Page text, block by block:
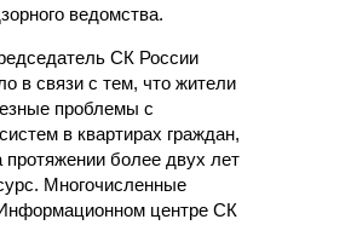
ведомства.
СК России
в связи с тем, что жители
проблемы с
в квартирах граждан,
более двух лет
Многочисленные
центре СК